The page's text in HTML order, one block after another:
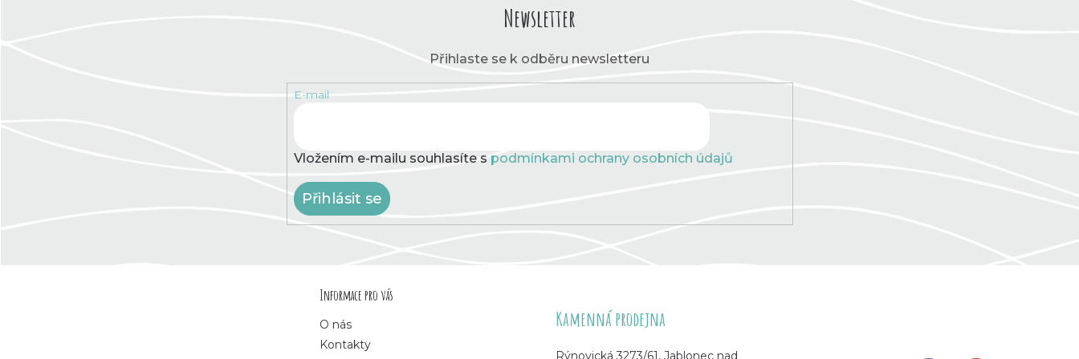
Newsletter
Přihlaste se k odběru newsletteru
E-mail
Vložením e-mailu souhlasíte s podmínkami ochrany osobních údajů
Přihlásit se
Informace pro vás
O nás
Kontakty
Kamenná prodejna
Rýnovická 3273/61, Jablonec nad